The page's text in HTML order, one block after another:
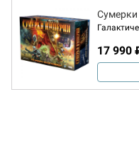
Сумерки
17 990